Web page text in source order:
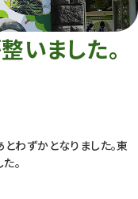
プラン
東山動植物園
への支援
教育
いました。
わずかとなりました。東
。